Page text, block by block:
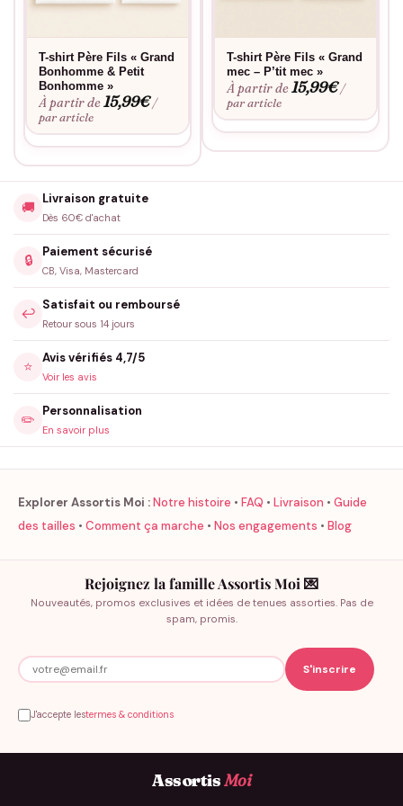
T-shirt Père Fils « Grand
Bonhomme & Petit
Bonhomme »
À partir de15,99€ /
par article
T-shirt Père Fils « Grand
mec – P’tit mec »
À partir de15,99€ /
par article
🚚
Livraison gratuite
Dès 60€ d'achat
🔒
Paiement sécurisé
CB, Visa, Mastercard
↩️
Satisfait ou remboursé
Retour sous 14 jours
⭐
Avis vérifiés 4,7/5
Voir les avis
✏️
Personnalisation
En savoir plus
Explorer Assortis Moi :Notre histoire • FAQ • Livraison • Guide
des tailles • Comment ça marche • Nos engagements • Blog
Rejoignez la famille Assortis Moi 💌
Nouveautés, promos exclusives et idées de tenues assorties. Pas de
spam, promis.
J'accepte lestermes & conditions
AssortisMoi